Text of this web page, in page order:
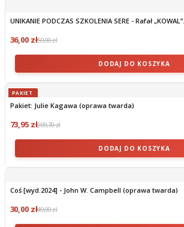
UNIKANIE PODCZAS SZKOLENIA SERE - Rafał „KOWAL”...
36,00 zł59,90 zł
DODAJ DO KOSZYKA
PAKIET
Pakiet: Julie Kagawa (oprawa twarda)
73,95 zł209,70 zł
DODAJ DO KOSZYKA
Coś [wyd.2024] - John W. Campbell (oprawa twarda)
30,00 zł49,90 zł